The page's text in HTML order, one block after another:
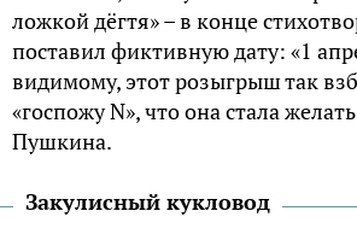
ложкой дёгтя» – в конце
поставил фиктивную дату: «1
видимому, этот розыгрыш так
«госпожу N», что она стала
Пушкина.
Закулисный кукловод